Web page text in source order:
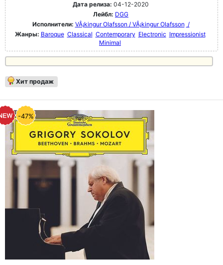
Дата релиза: 04-12-2020
Лейбл: DGG
Исполнители: VÂ¡kingur Olafsson / VÂ¡kingur Olafsson /
Жанры: Baroque Classical Contemporary Electronic Impressionist
Minimal
Хит продаж
-47%